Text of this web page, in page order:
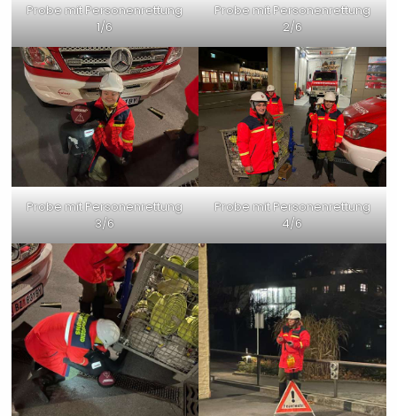
Probe mit Personenrettung
1/6
Probe mit Personenrettung
2/6
Probe mit Personenrettung
3/6
Probe mit Personenrettung
4/6